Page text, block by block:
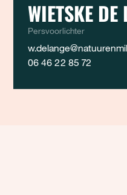
WIETSKE DE
Persvoorlichter
06 46 22 85 72